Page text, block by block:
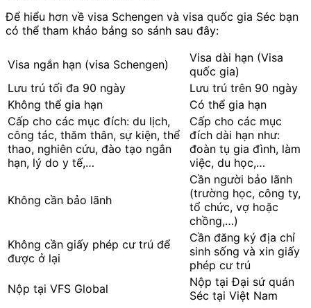
Để hiểu hơn về visa Schengen và visa quốc gia Séc bạn
có thể tham khảo bảng so sánh sau đây:
Visa ngắn hạn (visa Schengen)
Visa dài hạn (Visa
quốc gia)
Lưu trú tối đa 90 ngày
Lưu trú trên 90 ngày
Không thể gia hạn
Có thể gia hạn
Cấp cho các mục đích: du lịch,
công tác, thăm thân, sự kiện, thể
thao, nghiên cứu, đào tạo ngắn
hạn, lý do y tế,…
Cấp cho các mục
đích dài hạn như:
đoàn tụ gia đình, làm
việc, du học,…
Không cần bảo lãnh
Cần người bảo lãnh
(trường học, công ty,
tổ chức, vợ hoặc
chồng,…)
Không cần giấy phép cư trú để
được ở lại
Cần đăng ký địa chỉ
sinh sống và xin giấy
phép cư trú
Nộp tại VFS Global
Nộp tại Đại sứ quán
Séc tại Việt Nam